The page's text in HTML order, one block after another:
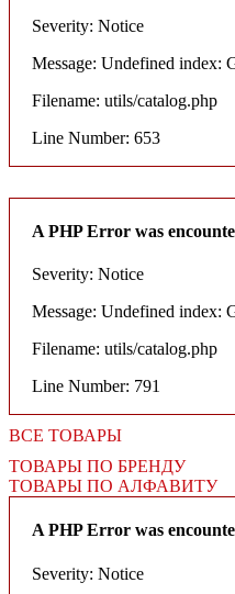
Severity: Notice
Message: Undefined index:
Filename: utils/catalog.php
Line Number: 653
A PHP Error was
Severity: Notice
Message: Undefined index:
Filename: utils/catalog.php
Line Number: 791
ВСЕ ТОВАРЫ
ТОВАРЫ ПО БРЕНДУ
ТОВАРЫ ПО АЛФАВИТУ
A PHP Error was
Severity: Notice